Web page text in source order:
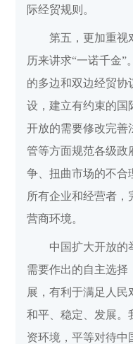
际经贸规则。
第五，更加重视
历来讲求“一诺千金
的多边和双边经贸协
设，建立有约束的国
开放的需要修改完善
管等方面规范各级政
争、扭曲市场的不合
所有企业和经营者，
营商环境。
中国扩大开放的
需要作出的自主选择
展，有利于满足人民
和平、稳定、发展。
资环境，平等对待中